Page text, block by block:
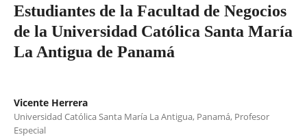
Estudiantes de la Facultad de Negocios
de la Universidad Católica Santa María
La Antigua de Panamá
Vicente Herrera
Universidad Católica Santa María La Antigua, Panamá, Profesor
Especial